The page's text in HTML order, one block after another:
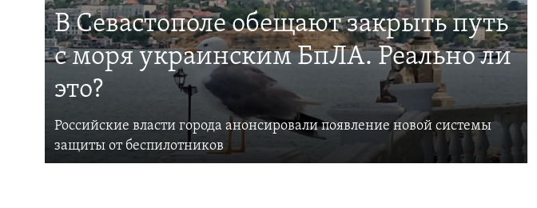
В Севастополе обещают закрыть путь
с моря украинским БпЛА. Реально ли
это?
Российские власти города анонсировали появление новой системы
защиты от беспилотников